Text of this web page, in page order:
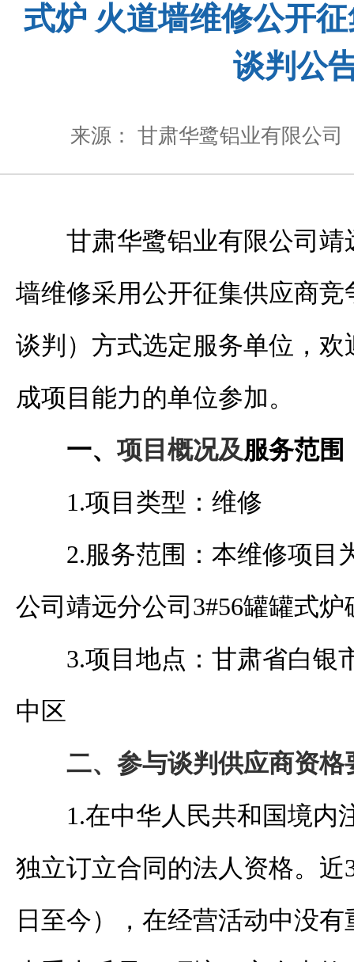
式炉 火道墙维修公开
谈判公
来源： 甘肃华鹭铝业有限公司
甘肃华鹭铝业有限公司
墙维修采用公开征集供应商
谈判）方式选定服务单位，
成项目能力的单位参加。
一、 项目概况及服务范围
1.项目类型：维修
2.服务范围： 本维修项目
公司靖远分公司 3#56罐罐式
3.项目地点：甘肃省白银
中区
二、 参与谈判供应商资格
1.在中华人民共和国境内
独立订立合同的法人资格。近
日至今），在经营活动中没